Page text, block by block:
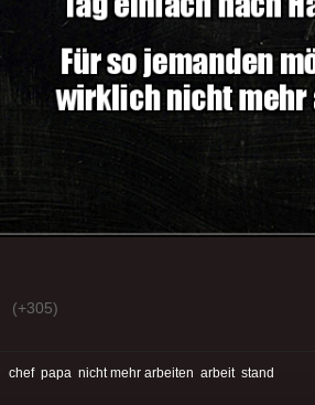
(+305)
chef papa nicht mehr arbeiten arbeit stand